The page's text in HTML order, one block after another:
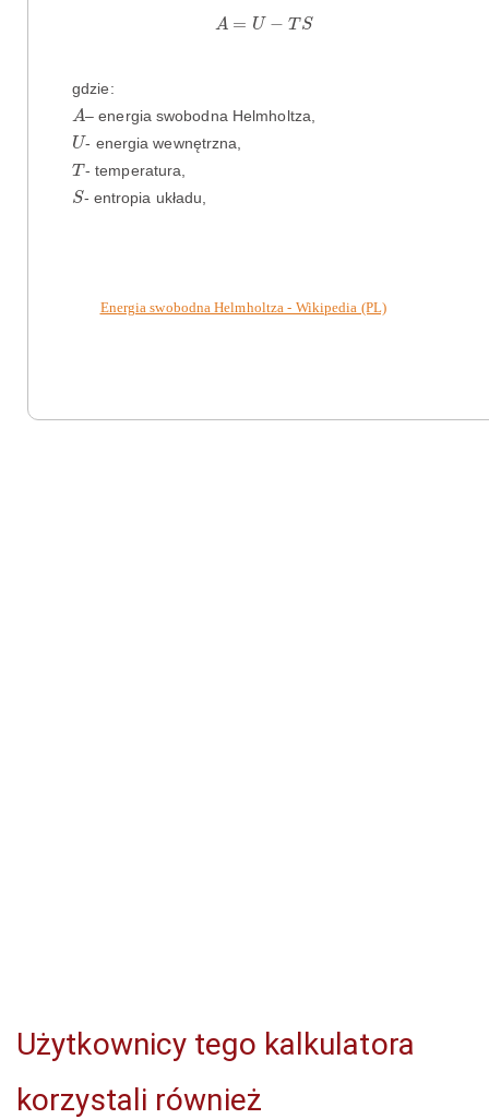
A = U − T S
U− S
gdzie:
A
A– energia swobodna Helmholtza,
U
U- energia wewnętrzna,
T
T- temperatura,
S
S- entropia układu,
Energia swobodna Helmholtza - Wikipedia (PL)
Użytkownicy tego kalkulatora
korzystali również